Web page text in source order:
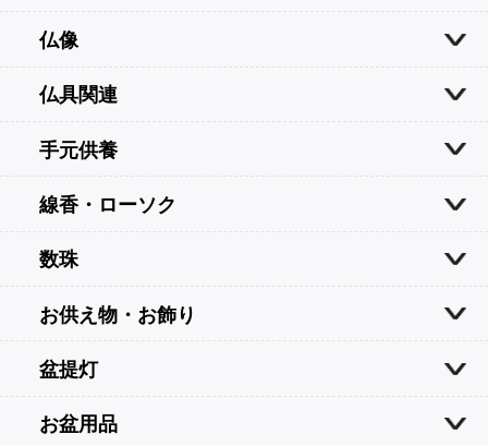
仏像
仏具関連
手元供養
線香・ローソク
数珠
お供え物・お飾り
盆提灯
お盆用品